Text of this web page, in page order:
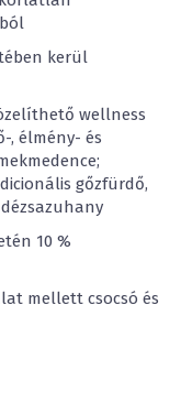
kerül
wellness
, élmény- és
gőzfürdő,
10 %
mellett csocsó és